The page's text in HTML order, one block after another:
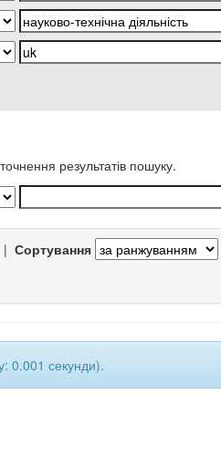
результатів пошуку.
| Сортування
0.001 секунди).